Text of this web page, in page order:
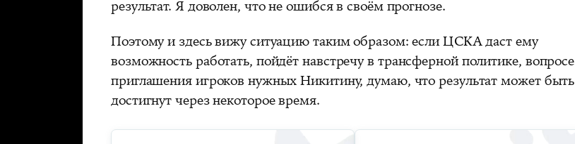
результат. Я доволен, что не ошибся в своём прогнозе.
Поэтому и здесь вижу ситуацию таким образом: если ЦСКА даст ему
возможность работать, пойдёт навстречу в трансферной политике, вопросе
приглашения игроков нужных Никитину, думаю, что результат может быть
достигнут через некоторое время.